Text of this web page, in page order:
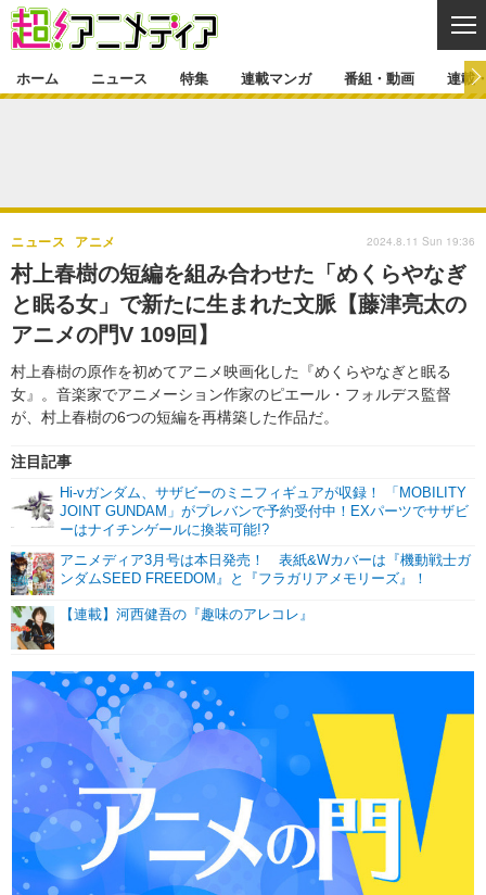
ゲーム・アプリ マンガ
グッズ イベント
声優
舞台 新帝スタ
特集一覧 カバー
ラキりす
連載マンガ
連載マンガ一覧 連載一覧
番組・動画
番組・動画一覧 ラジオ
動画
連載・ブログ
連載・ブログ一覧
編集部ブログ・お知らせ
ホーム ニュース 特集 連載マンガ 番組・動画 連載
村上春樹の短編を組み合わせた「めくらやなぎ
と眠る女」で新たに生まれた文脈【藤津亮太の
アニメの門V 109回】
村上春樹の原作を初めてアニメ映画化した『めくらやなぎと眠る
女』。音楽家でアニメーション作家のピエール・フォルデス監督
が、村上春樹の6つの短編を再構築した作品だ。
ニュース アニメ
注目記事
Hi-vガンダム、サザビーのミニフィギュアが収録！ 「MOBILITY
JOINT GUNDAM」がプレバンで予約受付中！EXパーツでサザビ
ーはナイチンゲールに換装可能!?
アニメディア3月号は本日発売！ 表紙&Wカバーは『機動戦士ガ
ンダムSEED FREEDOM』と『フラガリアメモリーズ』！
【連載】河西健吾の『趣味のアレコレ』
2024.8.11 Sun 19:36